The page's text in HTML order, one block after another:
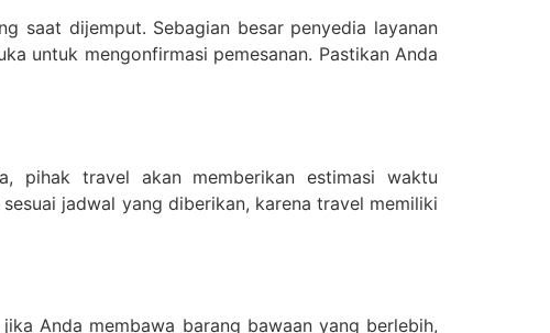
saat dijemput. Sebagian besar penyedia layanan
untuk mengonfirmasi pemesanan. Pastikan Anda
pihak travel akan memberikan estimasi waktu
jadwal yang diberikan, karena travel memiliki
Anda membawa barang bawaan yang berlebih,